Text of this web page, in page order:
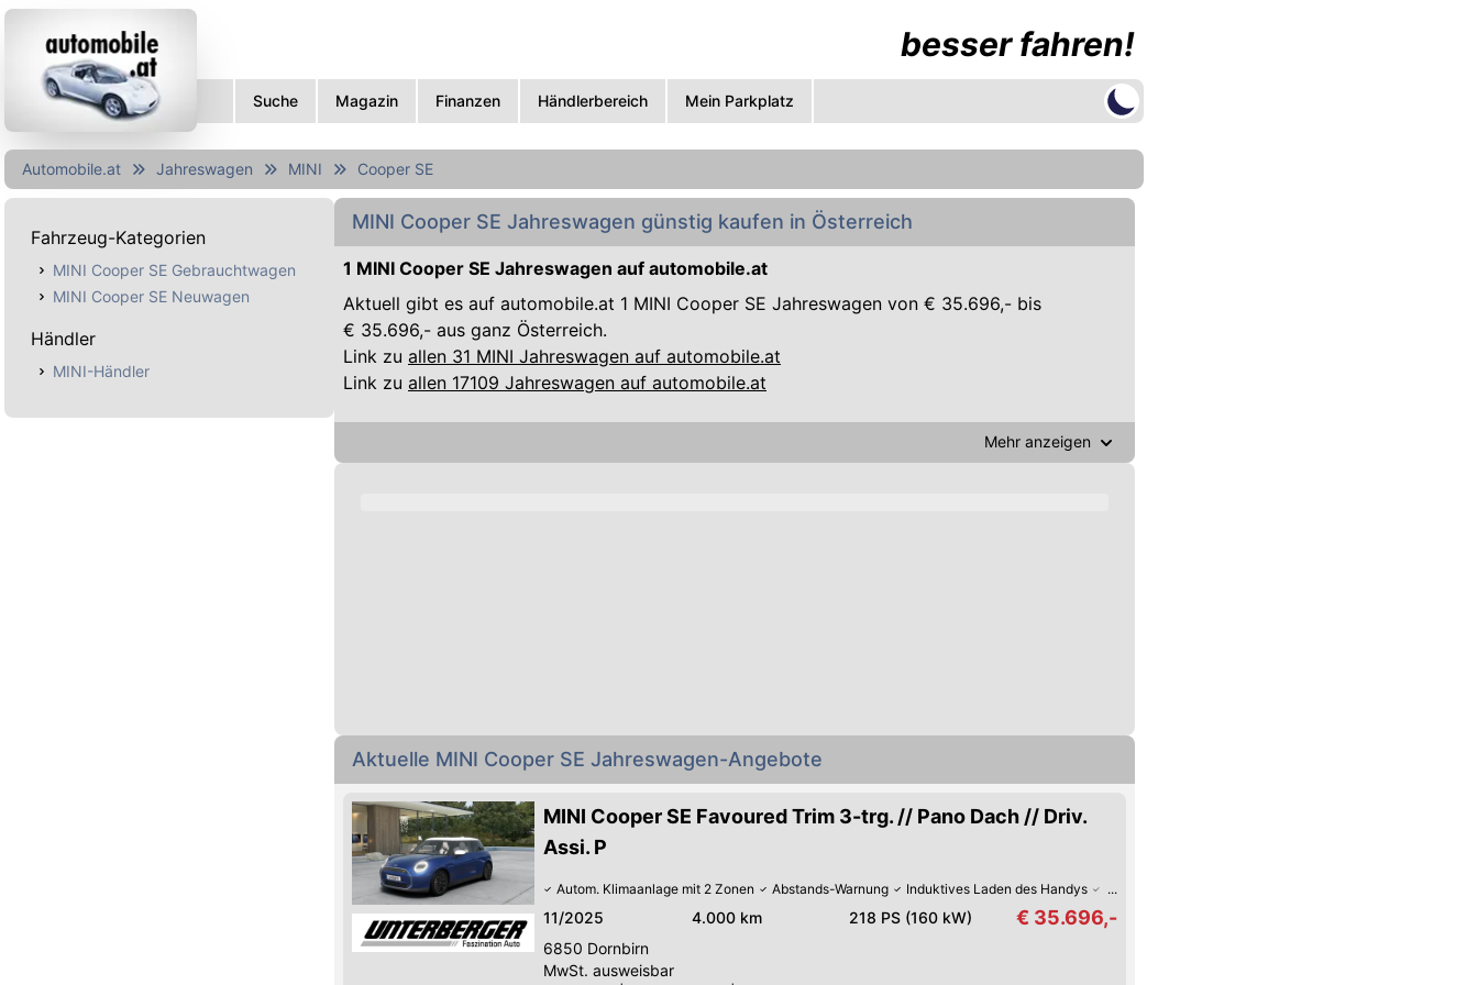
besser fahren!
Suche Magazin Finanzen Händlerbereich Mein Parkplatz
Automobile.at Jahreswagen MINI Cooper SE
MINI Cooper SE Jahreswagen günstig kaufen in Österreich
1 MINI Cooper SE Jahreswagen auf automobile.at
Aktuell gibt es auf automobile.at 1 MINI Cooper SE Jahreswagen von € 35.696,- bis
€ 35.696,- aus ganz Österreich.
Link zu allen 31 MINI Jahreswagen auf automobile.at
Link zu allen 17109 Jahreswagen auf automobile.at
Mehr anzeigen
Aktuelle MINI Cooper SE Jahreswagen-Angebote
MINI Cooper SE Favoured Trim 3-trg. // Pano Dach // Driv.
Assi. P
Autom. Klimaanlage mit 2 Zonen Abstands-Warnung Induktives Laden des Handys Fernlicht-Assistent
11/2025 4.000 km 218 PS (160 kW) € 35.696,-
6850 Dornbirn
MwSt. ausweisbar
Fahrzeug-Kategorien
MINI Cooper SE Gebrauchtwagen
MINI Cooper SE Neuwagen
Händler
MINI-Händler